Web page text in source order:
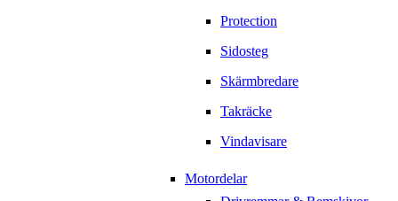
Protection
Sidosteg
Skärmbredare
Takräcke
Vindavisare
Motordelar